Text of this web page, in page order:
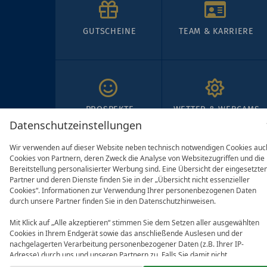
Datenschutzeinstellungen
Wir verwenden auf dieser Website neben technisch notwendigen Cookies
Cookies von Partnern, deren Zweck die Analyse von Websitezugriffen und die
Bereitstellung personalisierter Werbung sind. Eine Übersicht der
Partner und deren Dienste finden Sie in der „Übersicht nicht essenzieller
Cookies“. Informationen zur Verwendung Ihrer personenbezogenen Daten
durch unsere Partner finden Sie in den Datenschutzhinweisen.
Mit Klick auf „Alle akzeptieren“ stimmen Sie dem Setzen aller ausgewählten
Cookies in Ihrem Endgerät sowie das anschließende Auslesen und der
nachgelagerten Verarbeitung personenbezogener Daten (z.B. Ihrer IP-
Adresse) durch uns und unseren Partnern zu. Falls Sie damit nicht
GUTSCHEINE TEAM & KARRIERE
PROSPEKTE WETTER & WEBCAMS